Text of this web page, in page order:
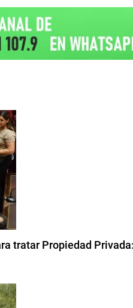
tratar Propiedad